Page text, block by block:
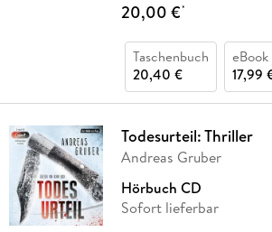
20,00 €*
Taschenbuch
20,40 €
17,99
Todesurteil: Thriller
Andreas Gruber
Hörbuch CD
Sofort lieferbar